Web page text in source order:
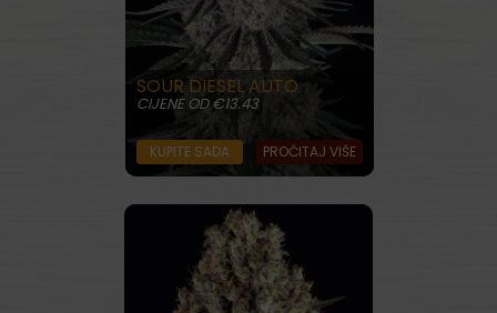
SOUR DIESEL AUTO
CIJENE OD €13.43
KUPITE SADA PROČITAJ VIŠE